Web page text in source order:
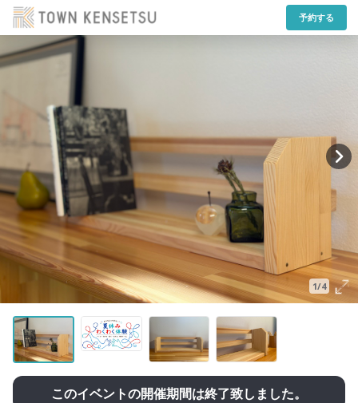
予約する
1/4
このイベントの開催期間は終了致しました。